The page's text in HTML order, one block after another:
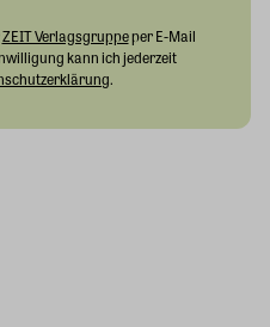
ZEIT Verlagsgruppeper E-Mail
kann ich jederzeit
.